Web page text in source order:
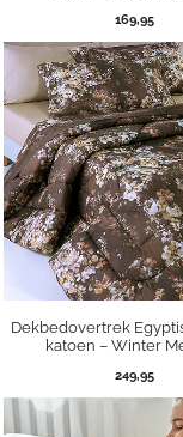
169,95
Dekbedovertrek
katoen – Winter
249,95